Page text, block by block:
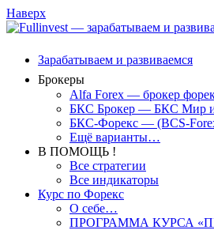
Наверх
Зарабатываем и развиваемся
Брокеры
Alfa Forex — брокер
БКС Брокер — БКС Мир
БКС-Форекс — (BCS-
Ещё варианты…
В ПОМОЩЬ !
Все стратегии
Все индикаторы
Курс по Форекс
О себе…
ПРОГРАММА КУРСА